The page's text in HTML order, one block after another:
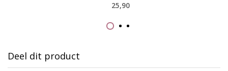
25,90
Deel dit product